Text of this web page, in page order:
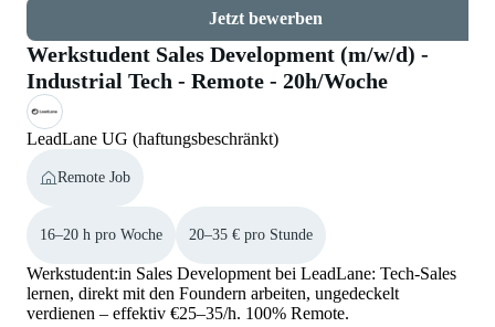
Jetzt bewerben
Werkstudent Sales Development (m/w/d) -
Industrial Tech - Remote - 20h/Woche
LeadLane UG (haftungsbeschränkt)
Remote Job
16–20 h pro Woche 20–35 € pro Stunde
Werkstudent:in Sales Development bei LeadLane: Tech-Sales
lernen, direkt mit den Foundern arbeiten, ungedeckelt
verdienen – effektiv €25–35/h. 100% Remote.